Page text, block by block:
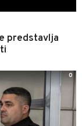
predstavlja
0